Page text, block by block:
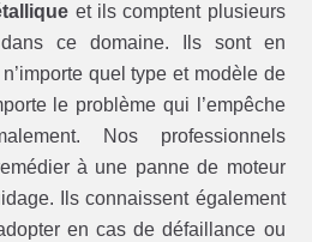
et ils comptent plusieurs
dans ce domaine. Ils sont en
quel type et modèle de
le problème qui l’empêche
Nos professionnels
à une panne de moteur
Ils connaissent également
en cas de défaillance ou